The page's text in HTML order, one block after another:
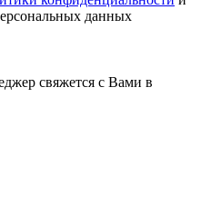
данных
свяжется с Вами в